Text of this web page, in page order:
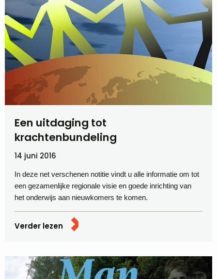
Een uitdaging tot
krachtenbundeling
14 juni 2016
In deze net verschenen notitie vindt u alle informatie om tot
een gezamenlijke regionale visie en goede inrichting van
het onderwijs aan nieuwkomers te komen.
Verder lezen